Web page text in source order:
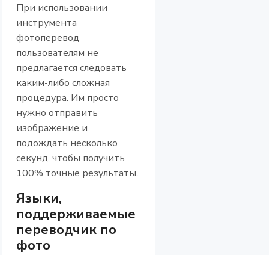
При использовании
инструмента
фотоперевод
пользователям не
предлагается следовать
каким-либо сложная
процедура. Им просто
нужно отправить
изображение и
подождать несколько
секунд, чтобы получить
100% точные результаты.
Языки,
поддерживаемые
переводчик по
фото